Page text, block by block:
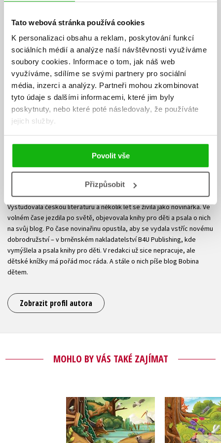
Tato webová stránka používá cookies
K personalizaci obsahu a reklam, poskytování funkcí
sociálních médií a analýze naší návštěvnosti využíváme
soubory cookies. Informace o tom, jak náš web
využíváme, sdílíme se svými partnery pro sociální
média, inzerci a analýzy. Partneři mohou zkombinovat
tyto údaje s dalšími informacemi, které jim byly
poskytnuty, nebo které poté následovaly, že používáte
jejich služby.
Povolit vše
Přizpůsobit
Vystudovala českou literaturu a několik let se živila jako novinářka. Ve
volném čase jezdila po světě, objevovala knihy pro děti a psala o nich
na svůj blog. Po čase novinařinu opustila, aby se vydala vstříc novému
dobrodružství – v brněnském nakladatelství B4U Publishing, kde
vymýšlela a psala knihy pro děti. V redakci už sice nepracuje, ale
dětské knížky má pořád moc ráda. A stále o nich píše blog Bobina
dětem.
Zobrazit profil autora
MOHLO BY VÁS TAKÉ ZAJÍMAT
Co se děje u vody
Petra Bartíková
Co se děje
Petra